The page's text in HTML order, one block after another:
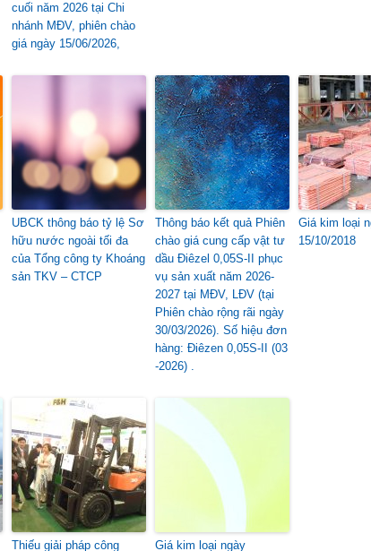
cuối năm 2026 tại Chi
nhánh MĐV, phiên chào
giá ngày 15/06/2026,
UBCK thông báo tỷ lệ Sơ
hữu nước ngoài tối đa
của Tổng công ty Khoáng
sản TKV – CTCP
Thông báo kết quả Phiên
chào giá cung cấp vật tư
dầu Điêzel 0,05S-II phục
vụ sản xuất năm 2026-
2027 tại MĐV, LĐV (tại
Phiên chào rộng rãi ngày
30/03/2026). Số hiệu đơn
hàng: Điêzen 0,05S-II (03
-2026) .
Giá kim loại
15/10/2018
Thiếu giải pháp công
Giá kim loại ngày